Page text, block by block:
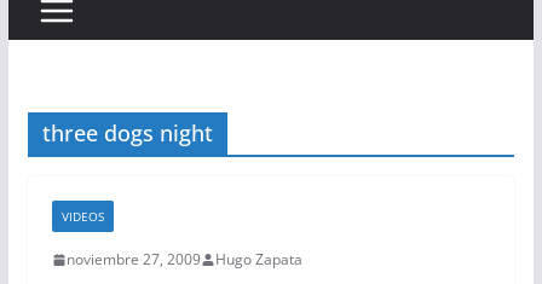
three dogs night
VIDEOS
noviembre 27, 2009 Hugo Zapata